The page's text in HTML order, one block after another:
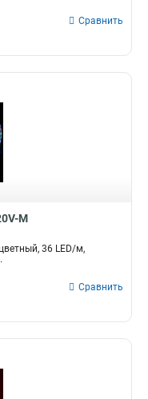
Сравнить
M
36 LED/м,
Сравнить